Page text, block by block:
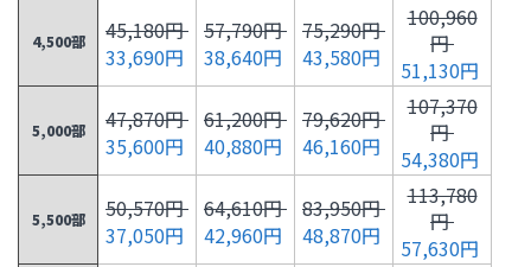
4,500部
45,180円
33,690円
57,790円
38,640円
75,290円
43,580円
100,960
円
51,130円
5,000部
47,870円
35,600円
61,200円
40,880円
79,620円
46,160円
107,370
円
54,380円
5,500部
50,570円
37,050円
64,610円
42,960円
83,950円
48,870円
113,780
円
57,630円